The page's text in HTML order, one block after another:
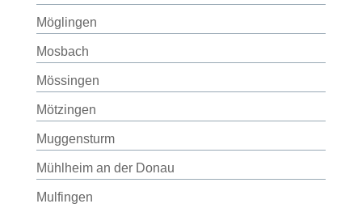
Möglingen
Mosbach
Mössingen
Mötzingen
Muggensturm
Mühlheim an der Donau
Mulfingen